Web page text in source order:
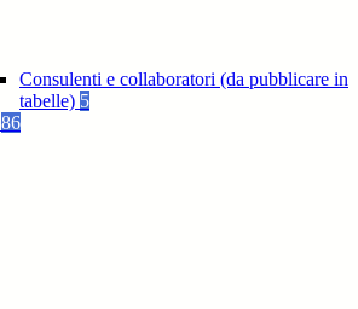
Consulenti e collaboratori (da pubblicare in
tabelle) 5
86